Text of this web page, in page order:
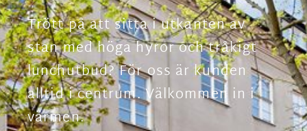
Trött på att sitta i utkanten av
stan med höga hyror och tråkigt
lunchutbud? För oss är kunden
alltid i centrum. Välkommen in i
värmen.